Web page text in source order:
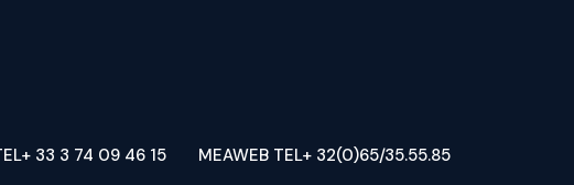
33 3 74 09 46 15 MEAWEB TEL+ 32(0)65/35.55.85